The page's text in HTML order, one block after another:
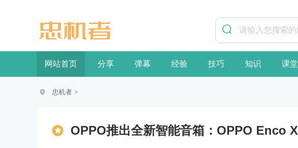
网站首页 分享 弹幕 经验 技巧 知识 课堂
忠机者 >
OPPO推出全新智能音箱：OPPO Enco X